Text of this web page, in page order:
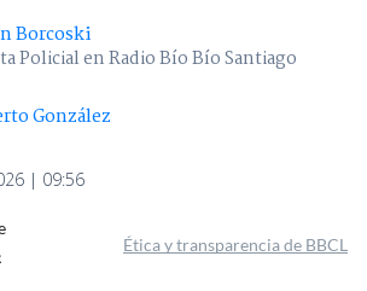
Borcoski
Policial en Radio Bío Bío Santiago
González
| 09:56
Ética y transparencia de BBCL